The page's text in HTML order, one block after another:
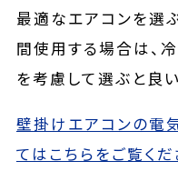
最適なエアコンを選
間使用する場合は、
を考慮して選ぶと良い
壁掛けエアコンの電
てはこちらをご覧くだ